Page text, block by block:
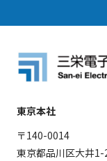
東京本社
〒140-0014
東京都品川区大井